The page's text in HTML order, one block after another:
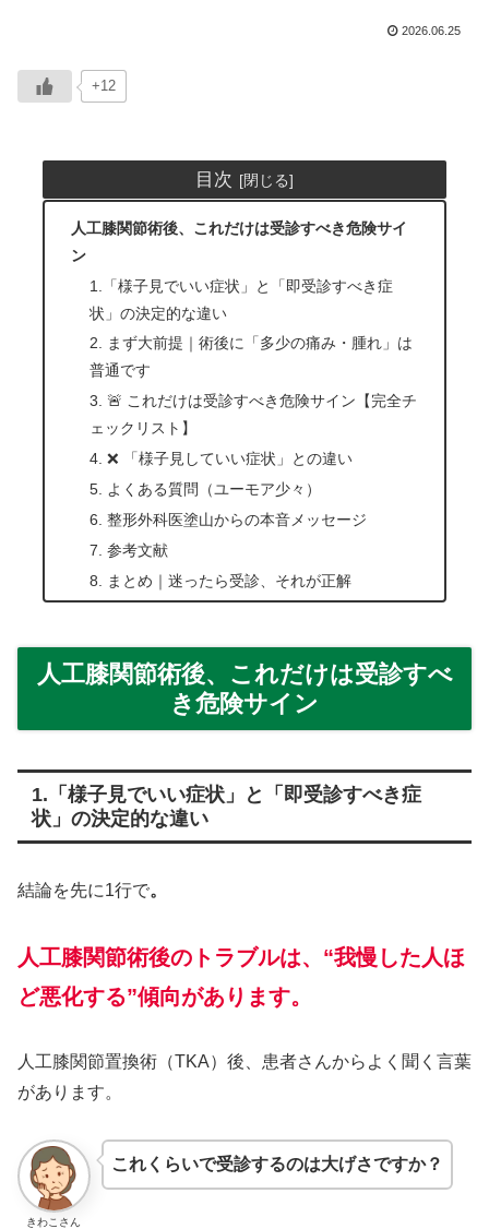
2026.06.25
+12
目次
人工膝関節術後、これだけは受診すべき危険サイ
ン
1.「様子見でいい症状」と「即受診すべき症
状」の決定的な違い
2. まず大前提｜術後に「多少の痛み・腫れ」は
普通です
3. 🚨 これだけは受診すべき危険サイン【完全チ
ェックリスト】
4. ❌ 「様子見していい症状」との違い
5. よくある質問（ユーモア少々）
6. 整形外科医塗山からの本音メッセージ
7. 参考文献
8. まとめ｜迷ったら受診、それが正解
人工膝関節術後、これだけは受診すべ
き危険サイン
1.「様子見でいい症状」と「即受診すべき症
状」の決定的な違い
結論を先に1行で。
人工膝関節術後のトラブルは、“我慢した人ほ
ど悪化する”傾向があります。
人工膝関節置換術（TKA）後、患者さんからよく聞く言葉
があります。
きわこさん
これくらいで受診するのは大げさですか？